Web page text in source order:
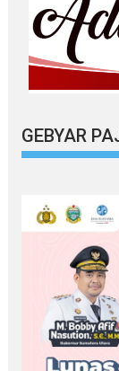
GEBYAR